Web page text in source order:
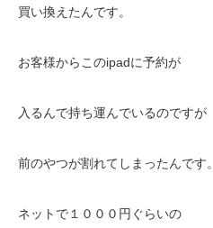
買い換えたんです。
お客様からこのipadに予約が
入るんで持ち運んでいるのですが
前のやつが割れてしまったんです。
ネットで１０００円ぐらいの